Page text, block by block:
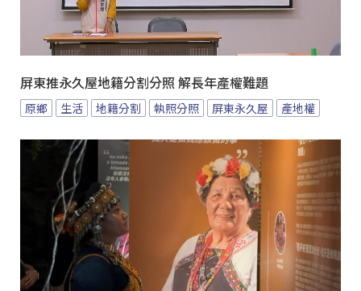
屏東推永久屋地籍分割分照 解長年產權難題
原鄉 生活 地籍分割 執照分照 屏東永久屋 產地權